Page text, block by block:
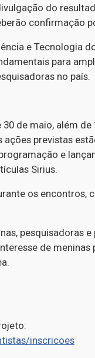
do
confirmação
e Tecnologia
para
no país.
de maio, além de
ações previstas
e
Sirius.
os encontros,
pesquisadoras
de meninas
inscricoes